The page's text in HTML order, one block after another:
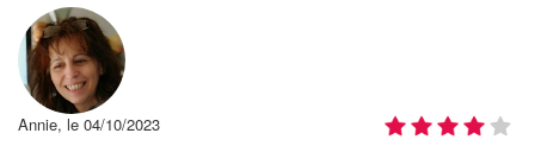
Annie, le 04/10/2023